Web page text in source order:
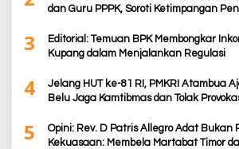
dan Guru PPPK, Soroti Ketimpangan
3
Editorial: Temuan BPK Membongkar
Kupang dalam Menjalankan Regulasi
4
Jelang HUT ke-81 RI, PMKRI Atambua
Belu Jaga Kamtibmas dan Tolak
5
Opini: Rev. D Patris Allegro Adat Bukan
Kekuasaan: Membela Martabat Timor